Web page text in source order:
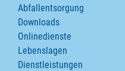
Abfallentsorgung
Downloads
Onlinedienste
Lebenslagen
Dienstleistungen